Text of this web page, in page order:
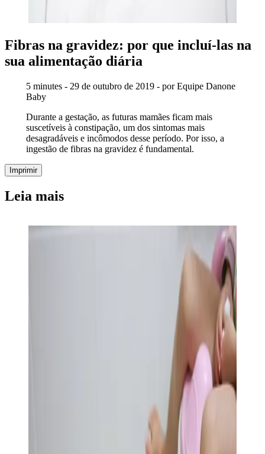
Fibras na gravidez: por que incluí-las na
sua alimentação diária
5 minutes - 29 de outubro de 2019 - por Equipe Danone
Baby
Durante a gestação, as futuras mamães ficam mais
suscetíveis à constipação, um dos sintomas mais
desagradáveis e incômodos desse período. Por isso, a
ingestão de fibras na gravidez é fundamental.
Imprimir
Leia mais